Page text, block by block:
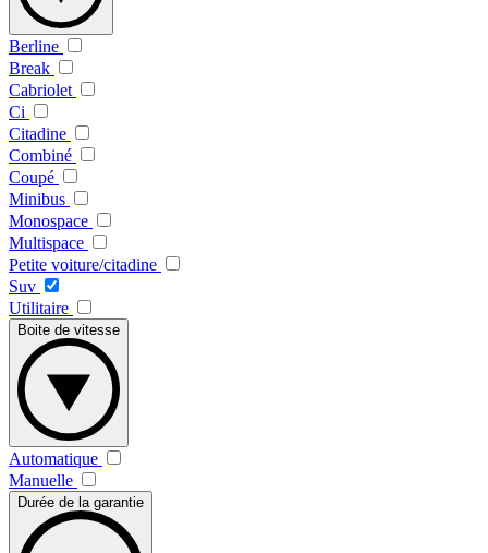
Berline
Break
Cabriolet
Ci
Citadine
Combiné
Coupé
Minibus
Monospace
Multispace
Petite voiture/citadine
Suv
Utilitaire
Boite de vitesse
Automatique
Manuelle
Durée de la garantie